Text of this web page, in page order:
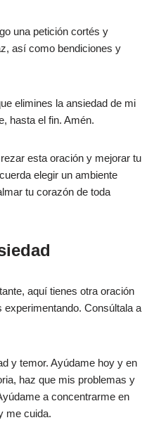
una petición cortés y
así como bendiciones y
elimines la ansiedad de mi
hasta el fin. Amén.
esta oración y mejorar tu
elegir un ambiente
tu corazón de toda
aquí tienes otra oración
experimentando. Consúltala a
y temor. Ayúdame hoy y en
haz que mis problemas y
a concentrarme en
me cuida.